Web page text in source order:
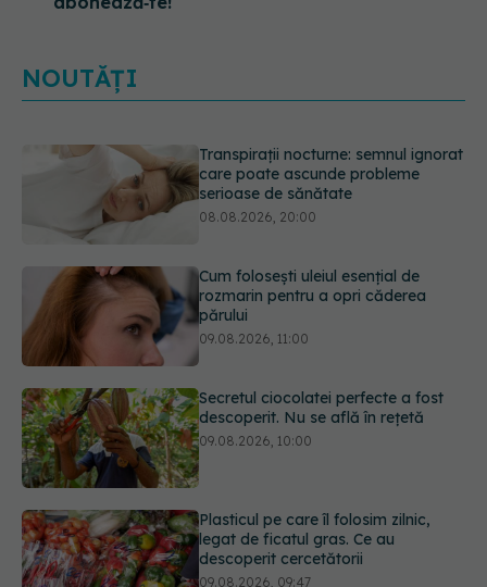
NOUTĂȚI
Transpirații nocturne: semnul ignorat
care poate ascunde probleme
serioase de sănătate
08.08.2026, 20:00
Cum folosești uleiul esențial de
rozmarin pentru a opri căderea
părului
09.08.2026, 11:00
Secretul ciocolatei perfecte a fost
descoperit. Nu se află în rețetă
09.08.2026, 10:00
Plasticul pe care îl folosim zilnic,
legat de ficatul gras. Ce au
descoperit cercetătorii
09.08.2026, 09:47